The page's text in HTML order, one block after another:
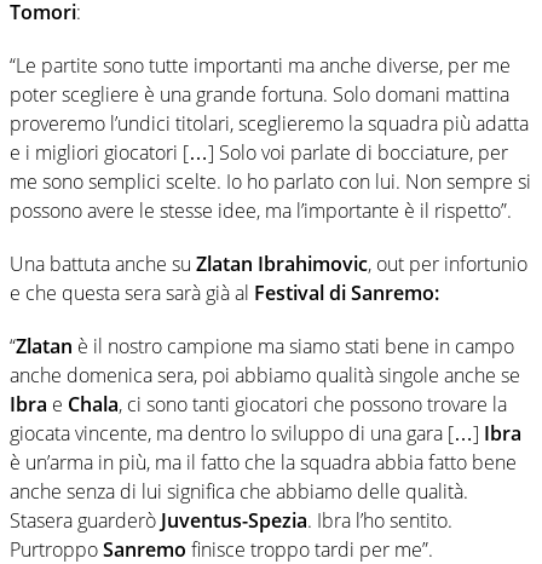
Tomori:
“Le partite sono tutte importanti ma anche diverse, per me
poter scegliere è una grande fortuna. Solo domani mattina
proveremo l’undici titolari, sceglieremo la squadra più adatta
e i migliori giocatori […] Solo voi parlate di bocciature, per
me sono semplici scelte. Io ho parlato con lui. Non sempre si
possono avere le stesse idee, ma l’importante è il rispetto”.
Una battuta anche su Zlatan Ibrahimovic, out per infortunio
e che questa sera sarà già al Festival di Sanremo:
“Zlatan è il nostro campione ma siamo stati bene in campo
anche domenica sera, poi abbiamo qualità singole anche se
Ibra e Chala, ci sono tanti giocatori che possono trovare la
giocata vincente, ma dentro lo sviluppo di una gara […] Ibra
è un’arma in più, ma il fatto che la squadra abbia fatto bene
anche senza di lui significa che abbiamo delle qualità.
Stasera guarderò Juventus-Spezia. Ibra l’ho sentito.
PurtroppoSanremo finisce troppo tardi per me”.